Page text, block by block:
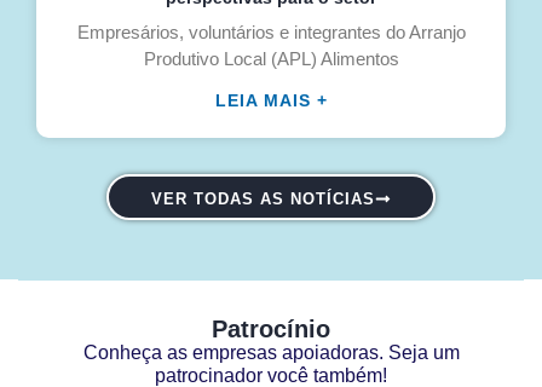
Empresários, voluntários e integrantes do Arranjo
Produtivo Local (APL) Alimentos
LEIA MAIS +
VER TODAS AS NOTÍCIAS
Patrocínio
Conheça as empresas apoiadoras. Seja um
patrocinador você também!